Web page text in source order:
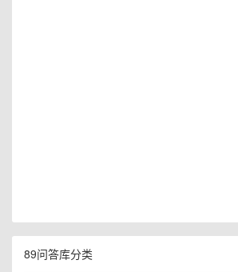
89问答库分类